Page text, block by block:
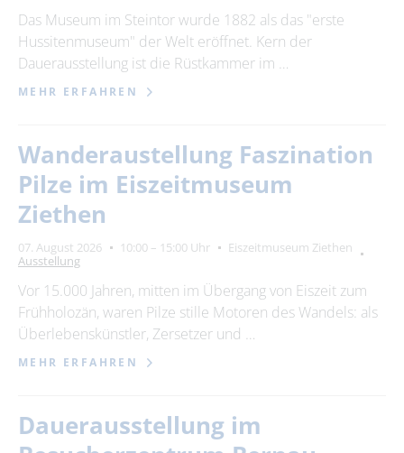
Das Museum im Steintor wurde 1882 als das "erste
Hussitenmuseum" der Welt eröffnet. Kern der
Dauerausstellung ist die Rüstkammer im …
MEHR ERFAHREN
Wanderaustellung Faszination
Pilze im Eiszeitmuseum
Ziethen
07. August 2026 10:00 – 15:00 Uhr
Eiszeitmuseum Ziethen
Ausstellung
Vor 15.000 Jahren, mitten im Übergang von Eiszeit zum
Frühholozän, waren Pilze stille Motoren des Wandels: als
Überlebenskünstler, Zersetzer und …
MEHR ERFAHREN
Dauerausstellung im